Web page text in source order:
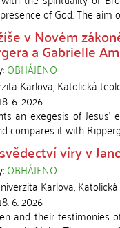
of God. The
v Novém
a Gabrielle
OBHÁJENO
Karlova, Katolická
6. 2026
an exegesis of
compares it with
víry v
OBHÁJENO
Karlova,
6. 2026
and their testimonies